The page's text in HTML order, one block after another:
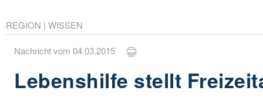
REGION | WISSEN
Nachricht vom 04.03.2015
Lebenshilfe stellt